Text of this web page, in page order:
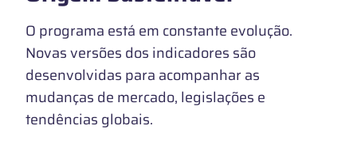
O programa está em constante evolução.
Novas versões dos indicadores são
desenvolvidas para acompanhar as
mudanças de mercado, legislações e
tendências globais.